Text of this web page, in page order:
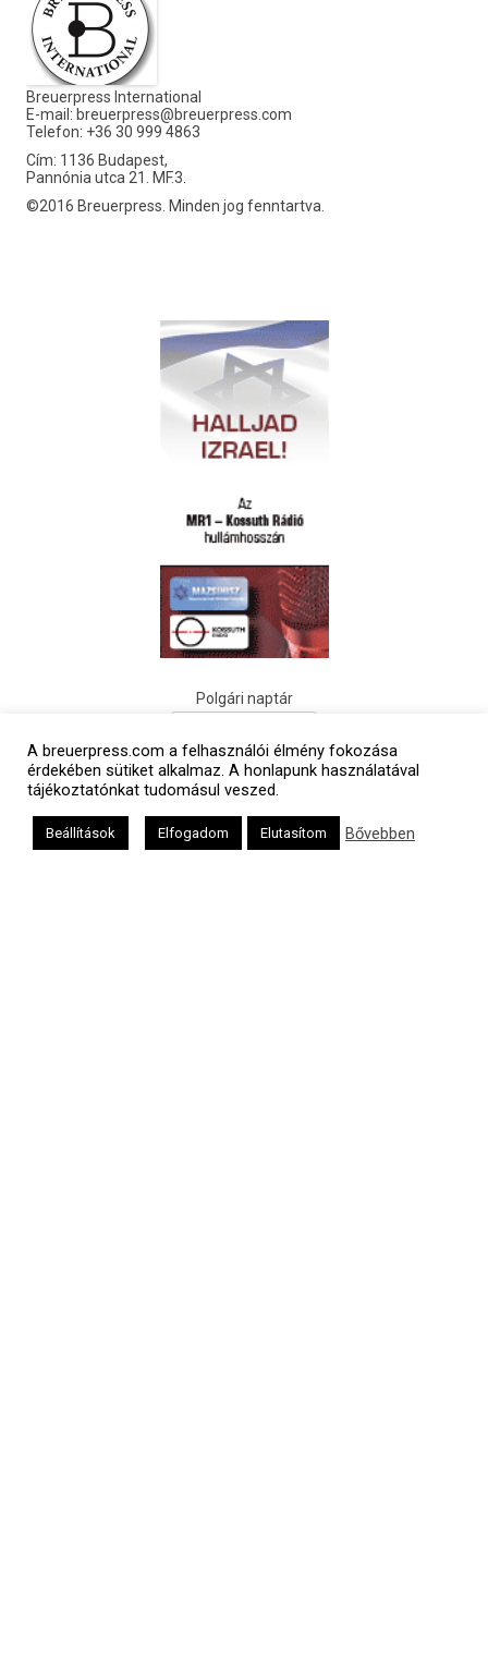
Breuerpress International
E-mail: breuerpress@breuerpress.com
Telefon: +36 30 999 4863
Cím: 1136 Budapest,
Pannónia utca 21. MF.3.
©2016 Breuerpress. Minden jog fenntartva.
Polgári naptár
A breuerpress.com a felhasználói élmény fokozása
érdekében sütiket alkalmaz. A honlapunk használatával
tájékoztatónkat tudomásul veszed.
Beállítások Elfogadom Elutasítom Bővebben